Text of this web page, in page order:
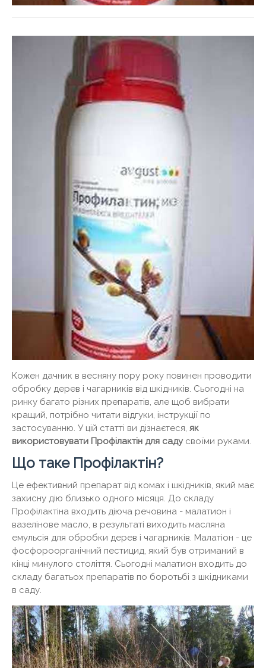
Кожен дачник в весняну пору року повинен проводити
обробку дерев і чагарників від шкідників. Сьогодні на
ринку багато різних препаратів, але щоб вибрати
кращий, потрібно читати відгуки, інструкції по
застосуванню. У цій статті ви дізнаєтеся, як
використовувати Профілактін для садусвоїми руками.
Що таке Профілактін?
Це ефективний препарат від комах і шкідників, який має
захисну дію близько одного місяця. До складу
Профілактіна входить діюча речовина - малатион і
вазелінове масло, в результаті виходить масляна
емульсія для обробки дерев і чагарників. Малатіон - це
фосфороорганічний пестицид, який був отриманий в
кінці минулого століття. Сьогодні малатион входить до
складу багатьох препаратів по боротьбі з шкідниками
в саду.